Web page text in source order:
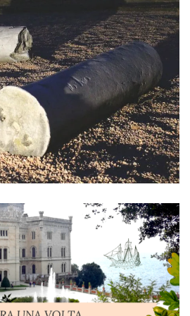
ATTIVITA' SOCIALI ATTUALITA' CON IL